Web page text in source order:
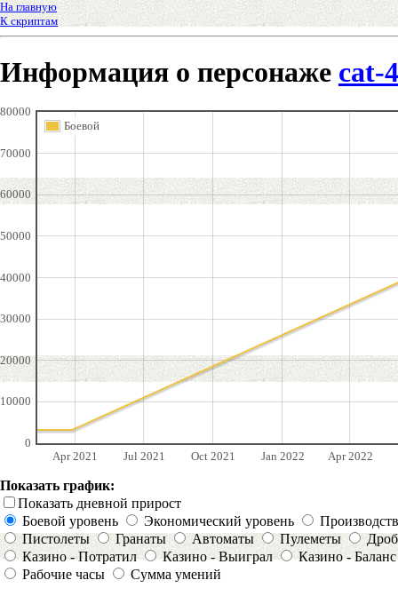
На главную
К скриптам
Информация о персонаже cat-4
Apr 2021 Jul 2021 Oct 2021 Jan 2022 Apr 2022
0
10000
20000
30000
40000
50000
60000
70000
80000
Боевой
Показать график:
Показать дневной прирост
Боевой уровень
Экономический уровень
Пистолеты
Гранаты Автоматы Пулеметы
Казино - Потратил
Казино - Выиграл
Казино - Баланс
Рабочие часы
Сумма умений